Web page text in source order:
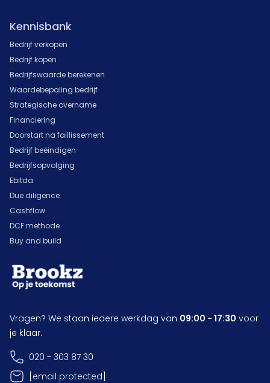
Kennisbank
Bedrijf verkopen
Bedrijf kopen
Bedrijfswaarde berekenen
Waardebepaling bedrijf
Strategische overname
Financiering
Doorstart na faillissement
Bedrijf beëindigen
Bedrijfsopvolging
Ebitda
Due diligence
Cashflow
DCF methode
Buy and build
Vragen? We staan iedere werkdag van 09:00 - 17:30 voor
je klaar.
020 - 303 87 30
[email protected]